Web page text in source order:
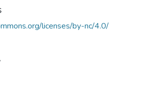
licenses/by-nc/4.0/